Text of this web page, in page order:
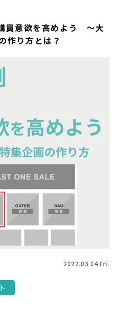
買意欲を高めよう ～大
作り方とは？
2022.03.04 Fri.